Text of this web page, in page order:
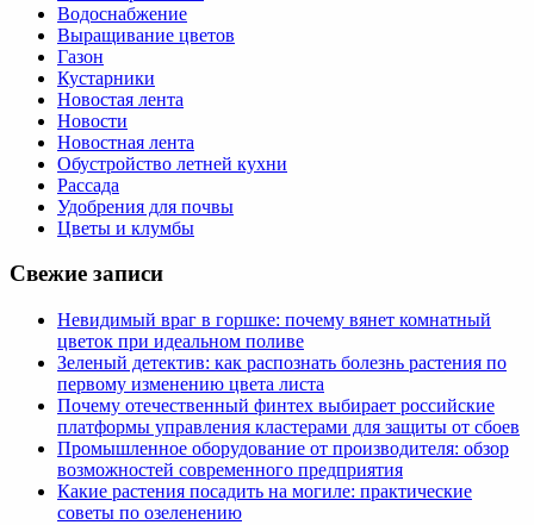
Водоснабжение
Выращивание цветов
Газон
Кустарники
Новостая лента
Новости
Новостная лента
Обустройство летней кухни
Рассада
Удобрения для почвы
Цветы и клумбы
Свежие записи
Невидимый враг в горшке: почему вянет комнатный
цветок при идеальном поливе
Зеленый детектив: как распознать болезнь растения по
первому изменению цвета листа
Почему отечественный финтех выбирает российские
платформы управления кластерами для защиты от сбоев
Промышленное оборудование от производителя: обзор
возможностей современного предприятия
Какие растения посадить на могиле: практические
советы по озеленению